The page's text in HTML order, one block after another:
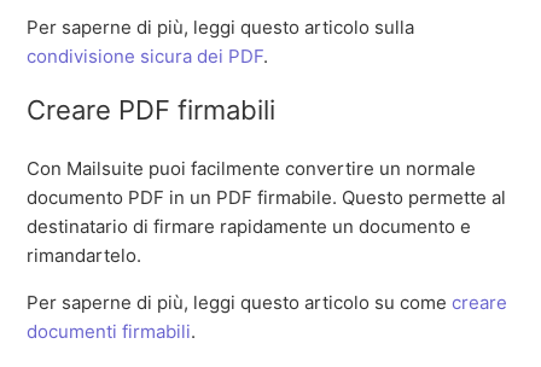
Per saperne di più, leggi questo articolo sulla
condivisione sicura dei PDF.
Creare PDF firmabili
Con Mailsuite puoi facilmente convertire un normale
documento PDF in un PDF firmabile. Questo permette al
destinatario di firmare rapidamente un documento e
rimandartelo.
Per saperne di più, leggi questo articolo su comecreare
documenti firmabili.